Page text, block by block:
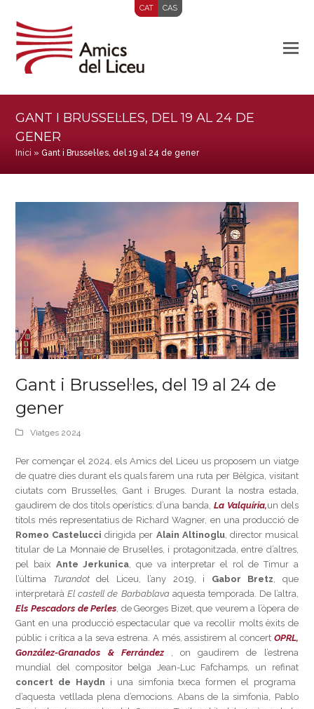
CAT CAS
GANT I BRUSSEL·LES, DEL 19 AL 24 DE
GENER
Inici »Gant i Brussel·les, del 19 al 24 de gener
Gant i Brussel·les, del 19 al 24 de
gener
Viatges 2024
Per començar el 2024, els Amics del Liceu us proposem un viatge
de quatre dies durant els quals farem una ruta per Bèlgica, visitant
ciutats com Brussel·les, Gant i Bruges. Durant la nostra estada,
gaudirem de dos títols operístics: d’una banda, La Valquíria,un dels
títols més representatius de Richard Wagner, en una producció de
Romeo Castelucci dirigida per Alain Altinoglu, director musical
titular de La Monnaie de Brusel·les, i protagonitzada, entre d’altres,
pel baix Ante Jerkunica, que va interpretar el rol de Timur a
l’última Turandotdel Liceu, l’any 2019, i Gabor Bretz, que
interpretaràEl castell de Barbablavaaquesta temporada. De l’altra,
Els Pescadors de Perles, de Georges Bizet, que veurem a l’òpera de
Gant en una producció espectacular que va recollir molts èxits de
públic i crítica a la seva estrena. A més, assistirem al concert OPRL,
González-Granados & Ferrández, on gaudirem de l’estrena
mundial del compositor belga Jean-Luc Fafchamps, un refinat
concert de Haydn i una simfonia txeca formen el programa
d’aquesta vetllada plena d’emocions. Abans de la simfonia, Pablo